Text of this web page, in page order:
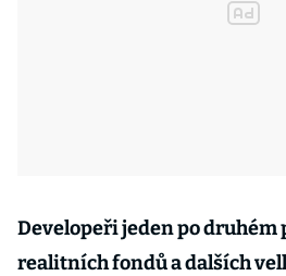
Developeři jeden po
realitních fondů a dalších